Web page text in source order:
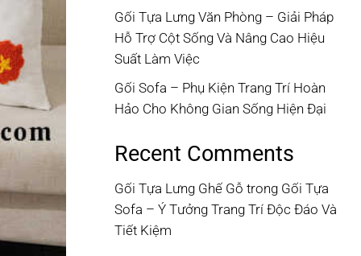
Gối Tựa Lưng Văn Phòng – Giải Pháp
Hỗ Trợ Cột Sống Và Nâng Cao Hiệu
Suất Làm Việc
Gối Sofa – Phụ Kiện Trang Trí Hoàn
Hảo Cho Không Gian Sống Hiện Đại
Recent Comments
Gối Tựa Lưng Ghế Gỗ trong Gối Tựa
Sofa – Ý Tưởng Trang Trí Độc Đáo Và
Tiết Kiệm